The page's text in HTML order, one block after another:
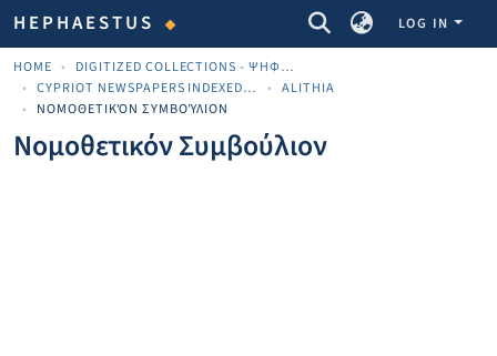
HEPHAESTUS COMMUNITIES & COLLECTIONS
LOG IN
HOME
DIGITIZED COLLECTIONS - ΨΗΦΙΟΠΟΙΗΜΈΝΕΣ ΣΥΛΛΟΓΈΣ
CYPRIOT NEWSPAPERS INDEXED MATERIAL
ALITHIA
ΝΟΜΟΘΕΤΙΚΌΝ ΣΥΜΒΟΎΛΙΟΝ
Νομοθετικόν Συμβούλιον